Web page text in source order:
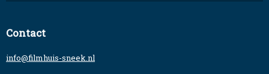
navigatie
Contact
info@filmhuis-sneek.nl